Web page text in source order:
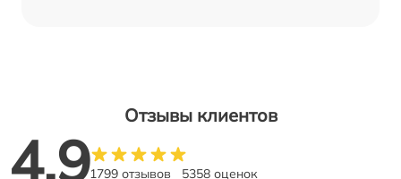
Отзывы клиентов
4.91799 отзывов 5358 оценок